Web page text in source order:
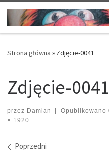
Przejdź do treści
Strona główna » Zdjęcie-0041
Zdjęcie-0041
przez Damian | Opublikowano
× 1920
Poprzedni